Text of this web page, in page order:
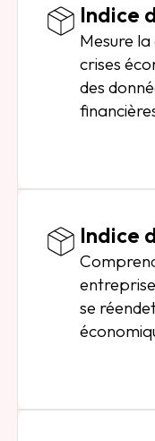
Indice
Mesure
crises
des
Indice
se